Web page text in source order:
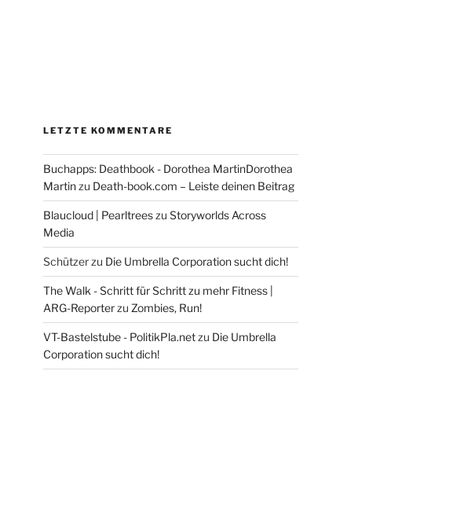
LETZTE KOMMENTARE
Buchapps: Deathbook - Dorothea MartinDorothea
Martinzu Death-book.com – Leiste deinen Beitrag
Blaucloud | Pearltreeszu Storyworlds Across
Media
Schützerzu Die Umbrella Corporation sucht dich!
The Walk - Schritt für Schritt zu mehr Fitness |
ARG-Reporterzu Zombies, Run!
VT-Bastelstube - PolitikPla.netzu Die Umbrella
Corporation sucht dich!